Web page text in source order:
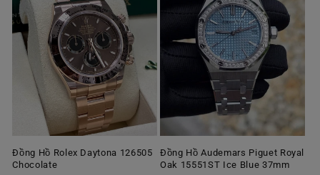
Đồng Hồ Rolex Daytona 126505
Chocolate
Đồng Hồ Audemars Piguet Royal
Oak 15551ST Ice Blue 37mm